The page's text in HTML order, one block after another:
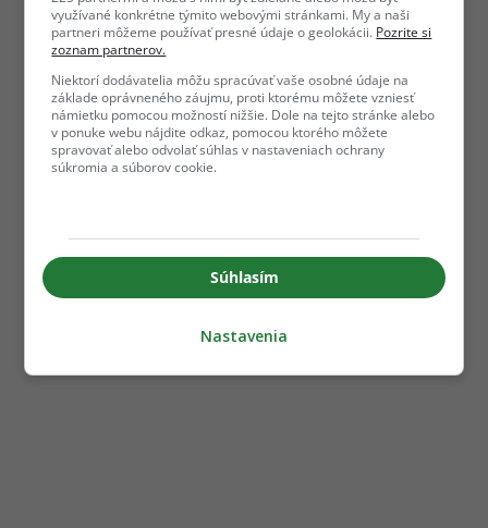
využívané konkrétne týmito webovými stránkami. My a naši
partneri môžeme používať presné údaje o geolokácii. Pozrite si
zoznam partnerov.
Niektorí dodávatelia môžu spracúvať vaše osobné údaje na
základe oprávneného záujmu, proti ktorému môžete vzniesť
námietku pomocou možností nižšie. Dole na tejto stránke alebo
v ponuke webu nájdite odkaz, pomocou ktorého môžete
spravovať alebo odvolať súhlas v nastaveniach ochrany
súkromia a súborov cookie.
Súhlasím
Nastavenia